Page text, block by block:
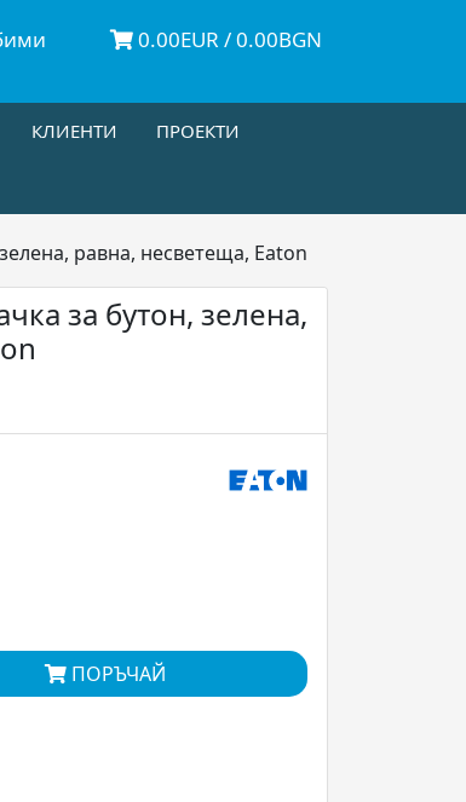
0.00EUR / 0.00BGN
КЛИЕНТИ ПРОЕКТИ
равна, несветеща, Eaton
за бутон, зелена,
ПОРЪЧАЙ